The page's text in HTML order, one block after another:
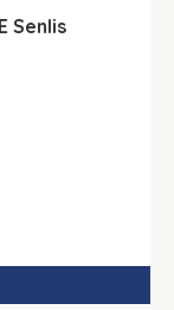
Senlis